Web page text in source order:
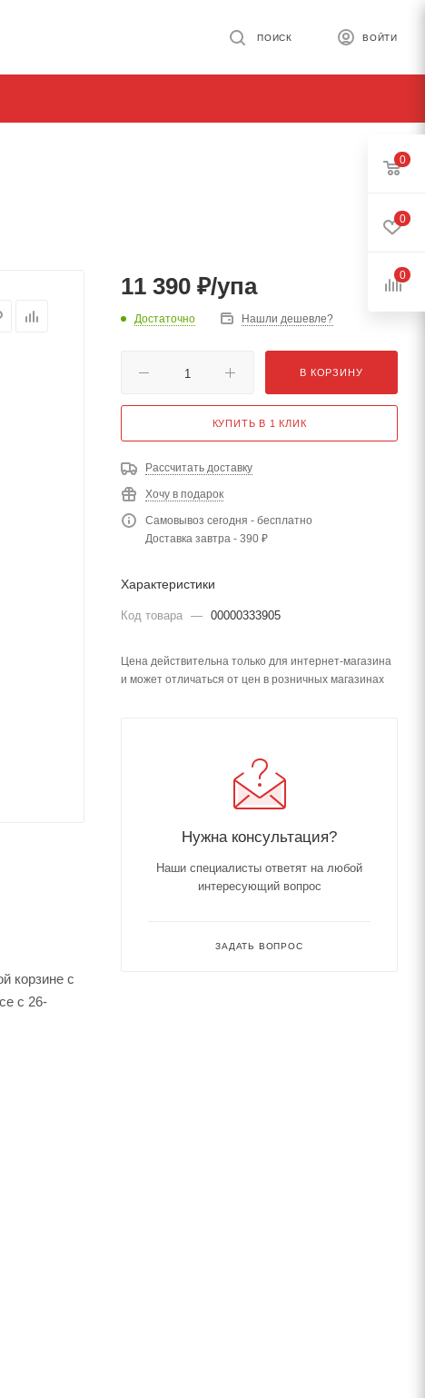
ВОЙТИ
ПОИСК
корзине с
с 26-
11 390 ₽/упа
Достаточно Нашли дешевле?
В КОРЗИНУ
КУПИТЬ В 1 КЛИК
Рассчитать доставку
Хочу в подарок
Самовывоз сегодня - бесплатно
Доставка завтра - 390 ₽
Характеристики
Код товара — 00000333905
Цена действительна только для интернет-магазина
и может отличаться от цен в розничных магазинах
Нужна консультация?
Наши специалисты ответят на любой
интересующий вопрос
ЗАДАТЬ ВОПРОС
0
0
0